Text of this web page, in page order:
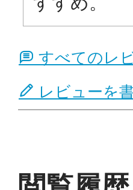
すべてのレ
レビューを